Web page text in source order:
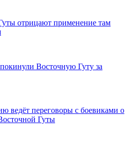
отрицают применение там
Восточную Гуту за
ведёт переговоры с боевиками о
Гуты